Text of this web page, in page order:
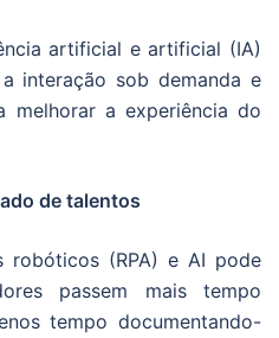
artificial e artificial (IA)
interação sob demanda e
melhorar a experiência do
de talentos
robóticos (RPA) e AI pode
passem mais tempo
tempo documentando-